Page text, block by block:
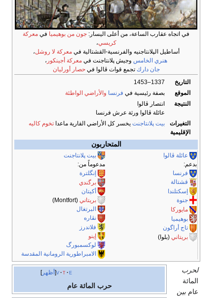
في اتجاه عقارب الساعة، من أعلى اليسار: جون من بوهيميا في معركة
كريسي،
أساطيل الپلانتاجنيه والفرنسية-القشتالية فيمعركة لا روشل،
هنري الخامس وجيش پلانتاجنت في معركة أجينكور ،
جان دارك تجمع قوات ڤالوا فيحصار أورليان
التاريخ
1337–1453
الموقع
بصفة رئيسية في فرنسا والأراضي الواطئة
النتيجة
انتصار ڤالوا
عائلة ڤالوا ورثة عرش فرنسا
التغيرات
الإقليمية
بيت پلانتاجنت يخسر كل الأراضي القارية ماعدا تخوم كاليه
المتحاربون
عائلة ڤالوا
بدعم:
فرنسا
قشتالة
إسكتلندا
جنوة
مايوركا
بوهيميا
تاج أراگون
بريتاني (بلوا)
بيت پلانتاجنت
مدعوماً من:
إنگلترة
برگندي
أكيتان
بريتاني (Montfort)
البرتغال
نڤاره
فلاندرز
إينو
لوكسمبورگ
الامبراطورية الرومانية المقدسة
أظهر v t e
حرب المائة عام
لحرب
المائة
عام بين